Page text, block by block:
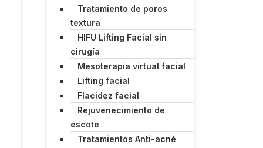
Tratamiento de poros
textura
HIFU Lifting Facial sin
cirugía
Mesoterapia virtual facial
Lifting facial
Flacidez facial
Rejuvenecimiento de
escote
Tratamientos Anti-acné